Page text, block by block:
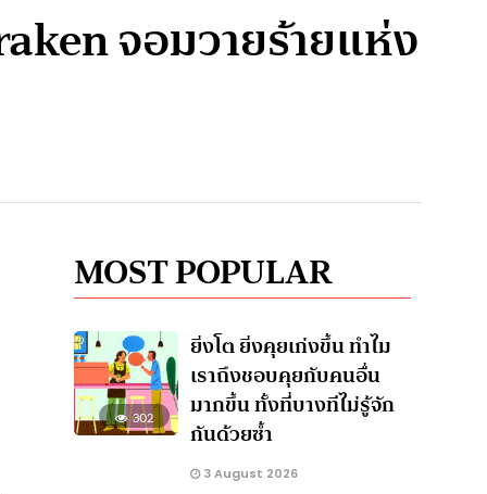
จอมวายร้ายแห่ง
MOST POPULAR
302
ยิ่งโต ยิ่งคุยเก่งขึ้น ทำไม
เราถึงชอบคุยกับคนอื่น
มากขึ้น ทั้งที่บางทีไม่รู้จัก
กันด้วยซ้ำ
3 August 2026